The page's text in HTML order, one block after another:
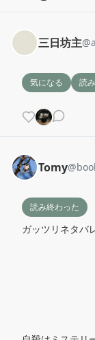
三日坊主@
気になる 読
Tomy@
読み終わった
ガッツリネタバ